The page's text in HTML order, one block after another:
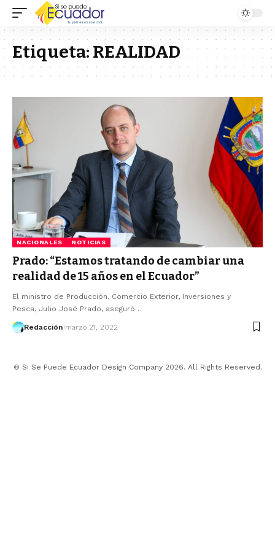
Etiqueta: REALIDAD
NACIONALES NOTICIAS
Prado: “Estamos tratando de cambiar una
realidad de 15 años en el Ecuador”
El ministro de Producción, Comercio Exterior, Inversiones y
Pesca, Julio José Prado, aseguró…
Redacción marzo 21, 2022
© Si Se Puede Ecuador Design Company 2026. All Rights Reserved.